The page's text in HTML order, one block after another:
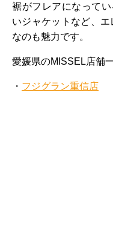
裾がフレアになって
いジャケットなど、
なのも魅力です。
愛媛県のMISSEL店舗
・ フジグラン重信店